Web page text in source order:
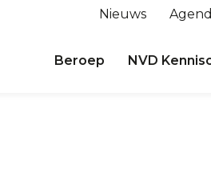
Nieuws
Beroep NVD